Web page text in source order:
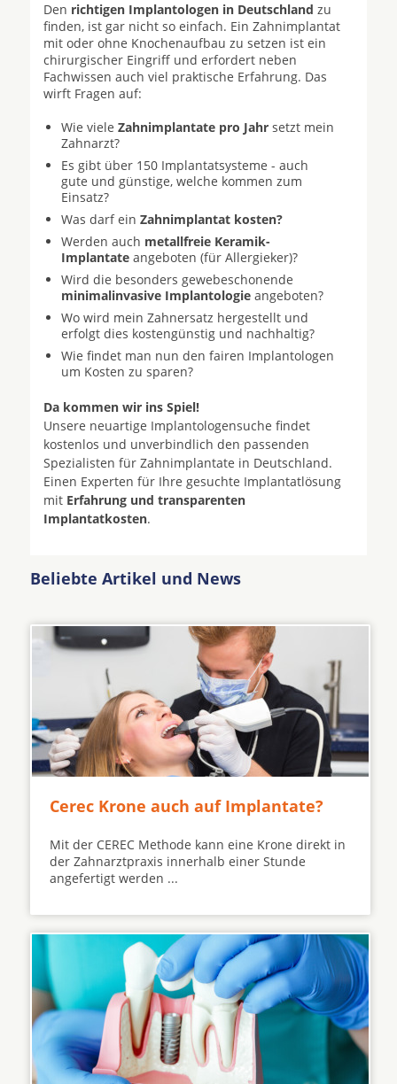
Den richtigen Implantologen in Deutschland zu
finden, ist gar nicht so einfach. Ein Zahnimplantat
mit oder ohne Knochenaufbau zu setzen ist ein
chirurgischer Eingriff und erfordert neben
Fachwissen auch viel praktische Erfahrung. Das
wirft Fragen auf:
Wie viele Zahnimplantate pro Jahr setzt mein
Zahnarzt?
Es gibt über 150 Implantatsysteme - auch
gute und günstige, welche kommen zum
Einsatz?
Was darf ein Zahnimplantat kosten?
Werden auch metallfreie Keramik-
Implantate angeboten (für Allergieker)?
Wird die besonders gewebeschonende
minimalinvasive Implantologie angeboten?
Wo wird mein Zahnersatz hergestellt und
erfolgt dies kostengünstig und nachhaltig?
Wie findet man nun den fairen Implantologen
um Kosten zu sparen?
Da kommen wir ins Spiel!
Unsere neuartige Implantologensuche findet
kostenlos und unverbindlich den passenden
Spezialisten für Zahnimplantate in Deutschland.
Einen Experten für Ihre gesuchte Implantatlösung
mit Erfahrung und transparenten
Implantatkosten.
Beliebte Artikel und News
Cerec Krone auch auf Implantate?
Mit der CEREC Methode kann eine Krone direkt in
der Zahnarztpraxis innerhalb einer Stunde
angefertigt werden ...